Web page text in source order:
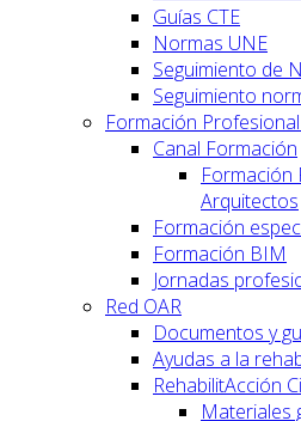
Guías CTE
Normas UNE
Seguimiento de
Seguimiento
Formación
Canal Formación
Formación
Arquitectos
Formación
Formación BIM
Jornadas
Red OAR
Documentos y
Ayudas a la
RehabilitAcción
Materiales